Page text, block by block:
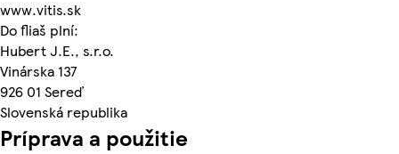
www.vitis.sk
Do fliaš plní:
Hubert J.E., s.r.o.
Vinárska 137
926 01 Sereď
Slovenská republika
Príprava a použitie